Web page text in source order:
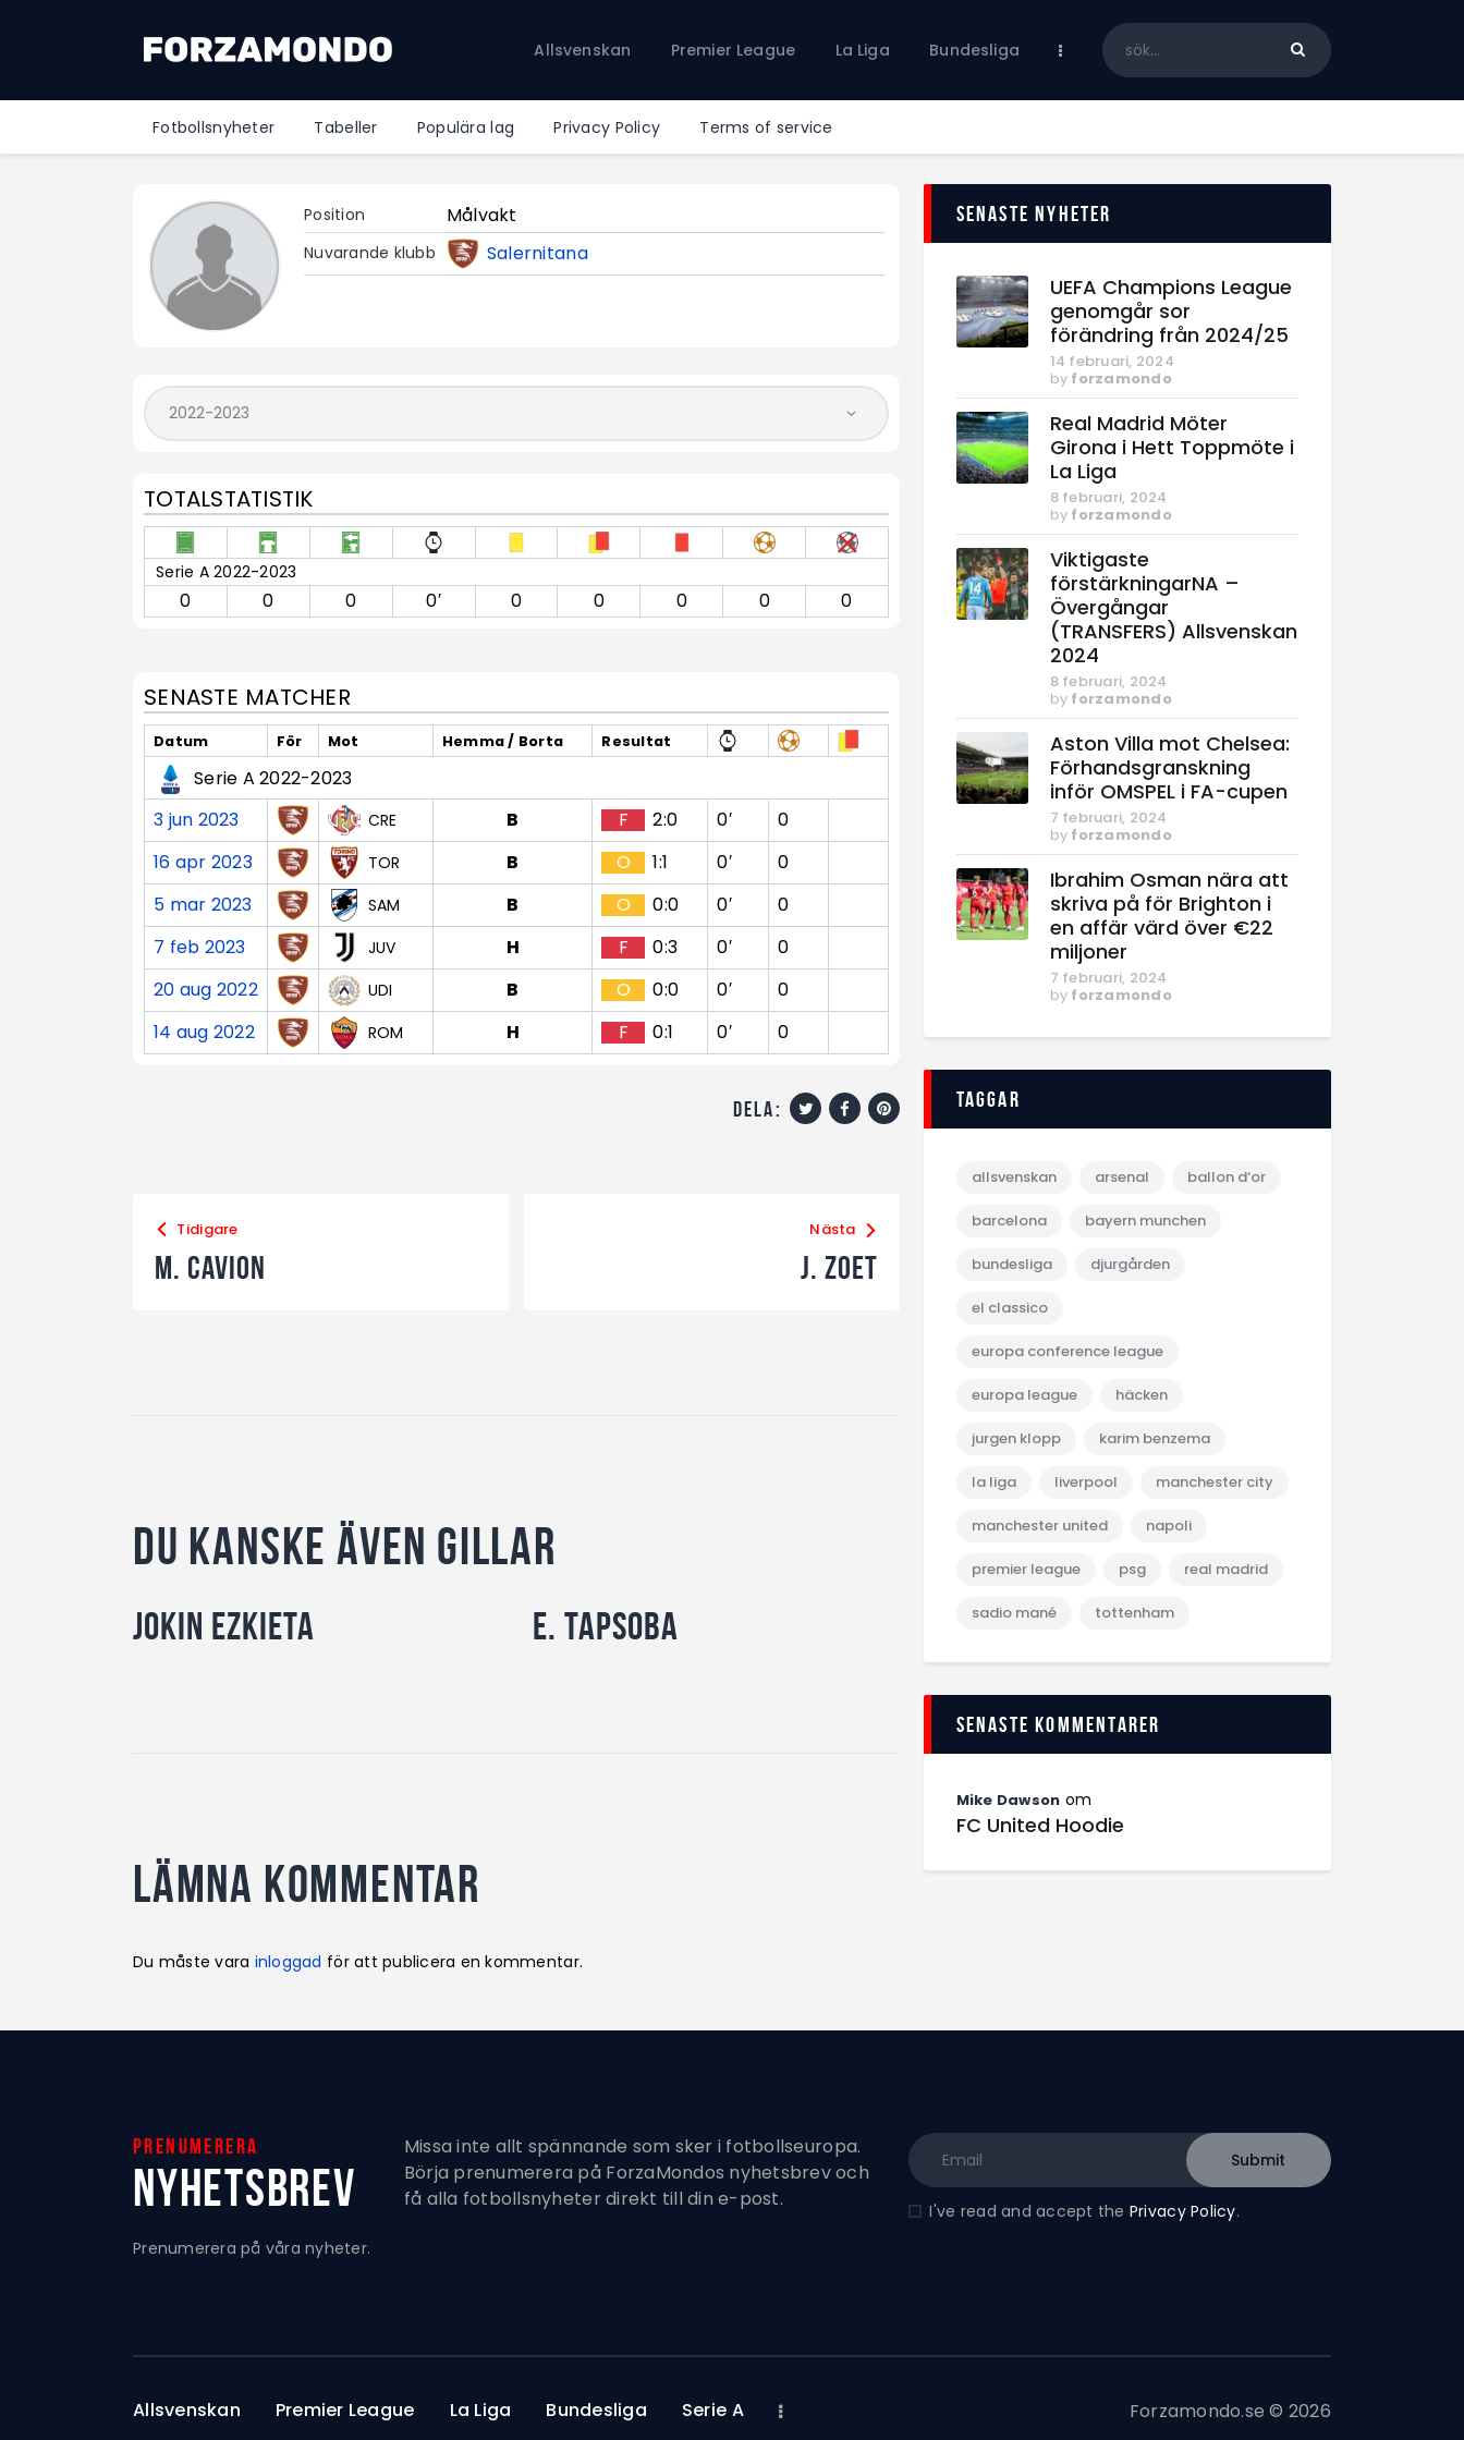
Allsvenskan Premier League La Liga Bundesliga
Fotbollsnyheter Tabeller Populära lag Privacy Policy Terms of service
Premier League
La Liga
Bundesliga
Position Målvakt
Nuvarande klubb Salernitana
TOTALSTATISTIK
Serie A 2022-2023
0 0 0 0′ 0 0 0 0 0
SENASTE MATCHER
Datum För Mot Hemma / Borta Resultat
Serie A 2022-2023
3 jun 2023
CRE B F 2:0 0′
0
16 apr 2023
TOR B O 1:1 0′
0
5 mar 2023
SAM B O 0:0 0′
0
7 feb 2023
JUV H F 0:3 0′
0
20 aug 2022
UDI B O 0:0 0′
0
14 aug 2022
ROM H F 0:1 0′ 0
dela:
Tidigare
M. Cavion
Nästa
J. Zoet
Du kanske även gillar
Jokin Ezkieta E. Tapsoba
Lämna kommentar
Du måste vara inloggad för att publicera en kommentar.
Senaste nyheter
UEFA Champions League
genomgår sor
förändring från 2024/25
14 februari, 2024
by forzamondo
Real Madrid Möter
Girona i Hett Toppmöte i
La Liga
8 februari, 2024
by forzamondo
Viktigaste
förstärkningarNA –
Övergångar
(TRANSFERS) Allsvenskan
2024
8 februari, 2024
by forzamondo
Aston Villa mot Chelsea:
Förhandsgranskning
inför OMSPEL i FA-cupen
7 februari, 2024
by forzamondo
Ibrahim Osman nära att
skriva på för Brighton i
en affär värd över €22
miljoner
7 februari, 2024
by forzamondo
Taggar
allsvenskan arsenal ballon d‘or
barcelona bayern munchen
bundesliga djurgården
el classico
europa conference league
europa league häcken
jurgen klopp karim benzema
la liga liverpool manchester city
manchester united napoli
premier league psg real madrid
sadio mané tottenham
Senaste kommentarer
Mike Dawson om
FC United Hoodie
Prenumerera
Nyhetsbrev
Prenumerera på våra nyheter.
Missa inte allt spännande som sker i fotbollseuropa.
Börja prenumerera på ForzaMondos nyhetsbrev och
få alla fotbollsnyheter direkt till din e-post.
I've read and accept the Privacy Policy.
Allsvenskan Premier League La Liga Bundesliga Serie A Forzamondo.se © 2026